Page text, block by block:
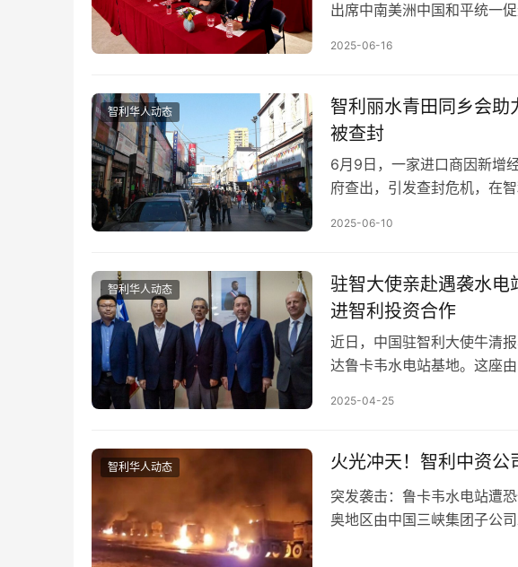
出席中南美洲中国和平统一
2025-06-16
智利华人动态
智利丽水青田同乡会助
被查封
6月9日，一家进口商因新增
府查出，引发查封危机，在
2025-06-10
智利华人动态
驻智大使亲赴遇袭水电
进智利投资合作
近日，中国驻智利大使牛清
达鲁卡韦水电站基地。这座
2025-04-25
智利华人动态 火光冲天！智利中资公
突发袭击：鲁卡韦水电站遭
奥地区由中国三峡集团子公